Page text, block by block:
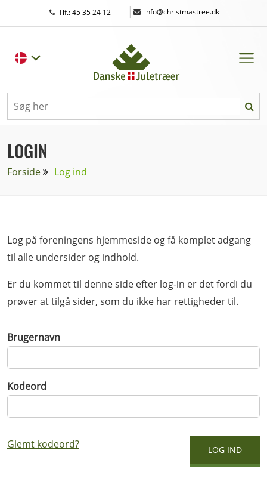
Tlf.: 45 35 24 12 | info@christmastree.dk
LOGIN
Forside Log ind
Log på foreningens hjemmeside og få komplet adgang
til alle undersider og indhold.
Er du kommet til denne side efter log-in er det fordi du
prøver at tilgå sider, som du ikke har rettigheder til.
Brugernavn
Kodeord
Glemt kodeord?